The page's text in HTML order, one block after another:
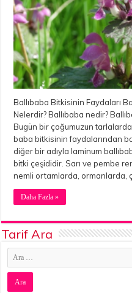
Ballıbaba Bitkisinin Faydaları
Nelerdir? Ballıbaba nedir?
Bugün bir çoğumuzun
baba bitkisinin faydalarından
diğer bir adıyla laminum
bitki çeşididir. Sarı ve pembe
nemli ortamlarda, ormanlarda,
Daha Fazla »
Tarif Ara